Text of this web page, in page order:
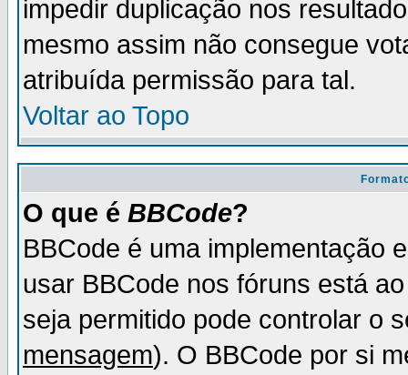
impedir duplicação nos
mesmo assim não consegue
atribuída permissão para tal.
Voltar ao Topo
O que é BBCode?
BBCode é uma implementação
usar BBCode nos fóruns está
seja permitido pode controlar o
mensagem). O BBCode por si